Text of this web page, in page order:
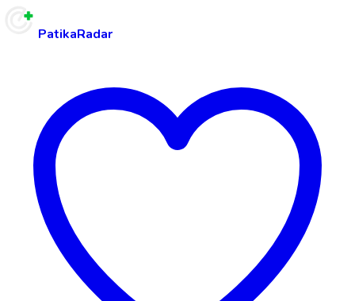
PatikaRadar